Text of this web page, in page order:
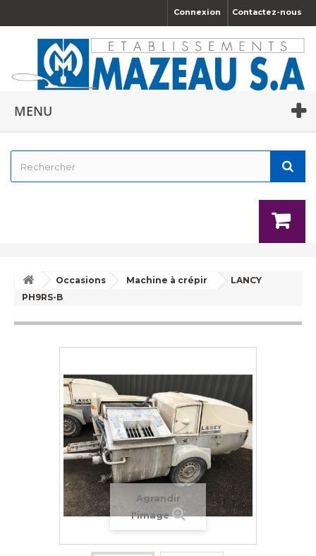
Contactez-nous
Connexion
MENU
Occasions Machine à crépir
LANCY
PH9RS-B
Agrandir
l'image